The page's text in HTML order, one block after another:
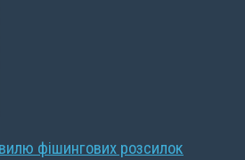
фішингових розсилок